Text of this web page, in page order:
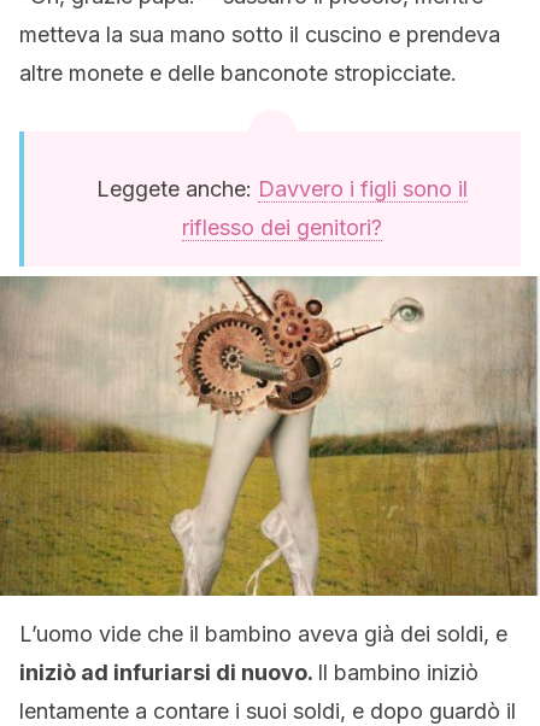
metteva la sua mano sotto il cuscino e prendeva
altre monete e delle banconote stropicciate.
Leggete anche: Davvero i figli sono il
riflesso dei genitori?
L’uomo vide che il bambino aveva già dei soldi, e
iniziò ad infuriarsi di nuovo. Il bambino iniziò
lentamente a contare i suoi soldi, e dopo guardò il